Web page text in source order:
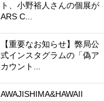
ト、小野裕人さんの個展が
ARS C...
【重要なお知らせ】弊局公
式インスタグラムの「偽ア
カウント...
AWAJISHIMA&HAWAII